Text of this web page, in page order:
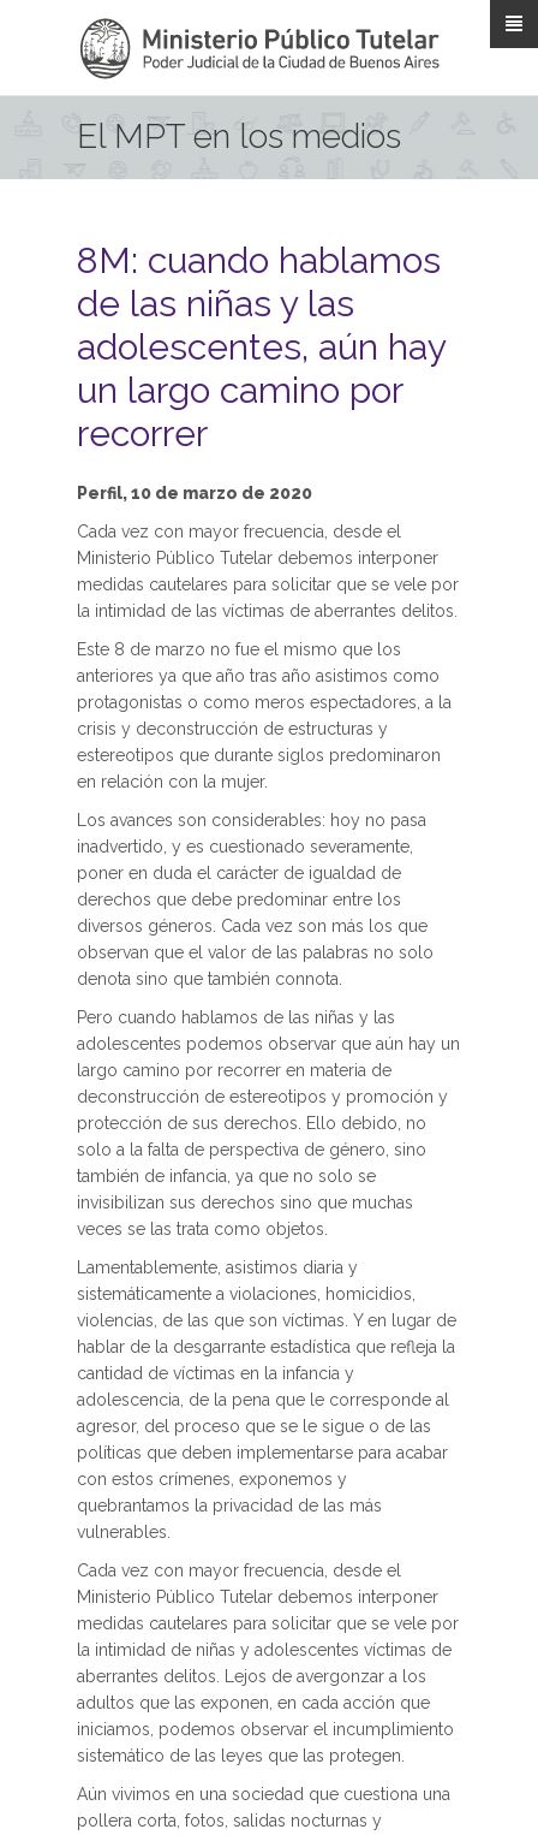
El MPT en los medios
8M: cuando hablamos
de las niñas y las
adolescentes, aún hay
un largo camino por
recorrer
Perfil, 10 de marzo de 2020
Cada vez con mayor frecuencia, desde el
Ministerio Público Tutelar debemos interponer
medidas cautelares para solicitar que se vele por
la intimidad de las víctimas de aberrantes delitos.
Este 8 de marzo no fue el mismo que los
anteriores ya que año tras año asistimos como
protagonistas o como meros espectadores, a la
crisis y deconstrucción de estructuras y
estereotipos que durante siglos predominaron
en relación con la mujer.
Los avances son considerables: hoy no pasa
inadvertido, y es cuestionado severamente,
poner en duda el carácter de igualdad de
derechos que debe predominar entre los
diversos géneros. Cada vez son más los que
observan que el valor de las palabras no solo
denota sino que también connota.
Pero cuando hablamos de las niñas y las
adolescentes podemos observar que aún hay un
largo camino por recorrer en materia de
deconstrucción de estereotipos y promoción y
protección de sus derechos. Ello debido, no
solo a la falta de perspectiva de género, sino
también de infancia, ya que no solo se
invisibilizan sus derechos sino que muchas
veces se las trata como objetos.
Lamentablemente, asistimos diaria y
sistemáticamente a violaciones, homicidios,
violencias, de las que son víctimas. Y en lugar de
hablar de la desgarrante estadística que refleja la
cantidad de víctimas en la infancia y
adolescencia, de la pena que le corresponde al
agresor, del proceso que se le sigue o de las
políticas que deben implementarse para acabar
con estos crímenes, exponemos y
quebrantamos la privacidad de las más
vulnerables.
Cada vez con mayor frecuencia, desde el
Ministerio Público Tutelar debemos interponer
medidas cautelares para solicitar que se vele por
la intimidad de niñas y adolescentes víctimas de
aberrantes delitos. Lejos de avergonzar a los
adultos que las exponen, en cada acción que
iniciamos, podemos observar el incumplimiento
sistemático de las leyes que las protegen.
Aún vivimos en una sociedad que cuestiona una
pollera corta, fotos, salidas nocturnas y